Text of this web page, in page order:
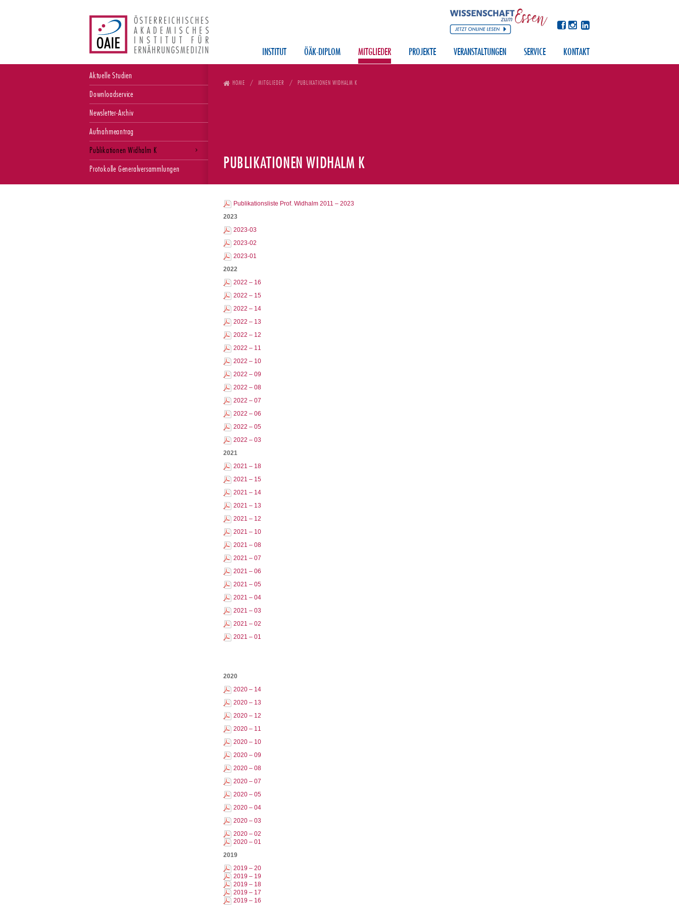
INSTITUT ÖÄK-DIPLOM MITGLIEDER
Aktuelle Studien
Downloadservice
Newsletter-Archiv
Aufnahmeantrag
Publikationen Widhalm K
Protokolle Generalversammlungen
PROJEKTE VERANSTALTUNGEN SERVICE KONTAKT
HOME MITGLIEDER PUBLIKATIONEN WIDHALM K
PUBLIKATIONEN WIDHALM K
Publikationsliste Prof. Widhalm 2011 – 2023
2023
2023-03
2023-02
2023-01
2022
2022 – 16
2022 – 15
2022 – 14
2022 – 13
2022 – 12
2022 – 11
2022 – 10
2022 – 09
2022 – 08
2022 – 07
2022 – 06
2022 – 05
2022 – 03
2021
2021 – 18
2021 – 15
2021 – 14
2021 – 13
2021 – 12
2021 – 10
2021 – 08
2021 – 07
2021 – 06
2021 – 05
2021 – 04
2021 – 03
2021 – 02
2021 – 01
2020
2020 – 14
2020 – 13
2020 – 12
2020 – 11
2020 – 10
2020 – 09
2020 – 08
2020 – 07
2020 – 05
2020 – 04
2020 – 03
2020 – 02
2020 – 01
2019
2019 – 20
2019 – 19
2019 – 18
2019 – 17
2019 – 16